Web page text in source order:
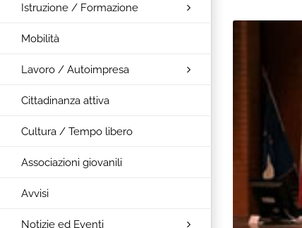
Istruzione / Formazione
Mobilità
Lavoro / Autoimpresa
Cittadinanza attiva
Cultura / Tempo libero
Associazioni giovanili
Avvisi
Notizie ed Eventi